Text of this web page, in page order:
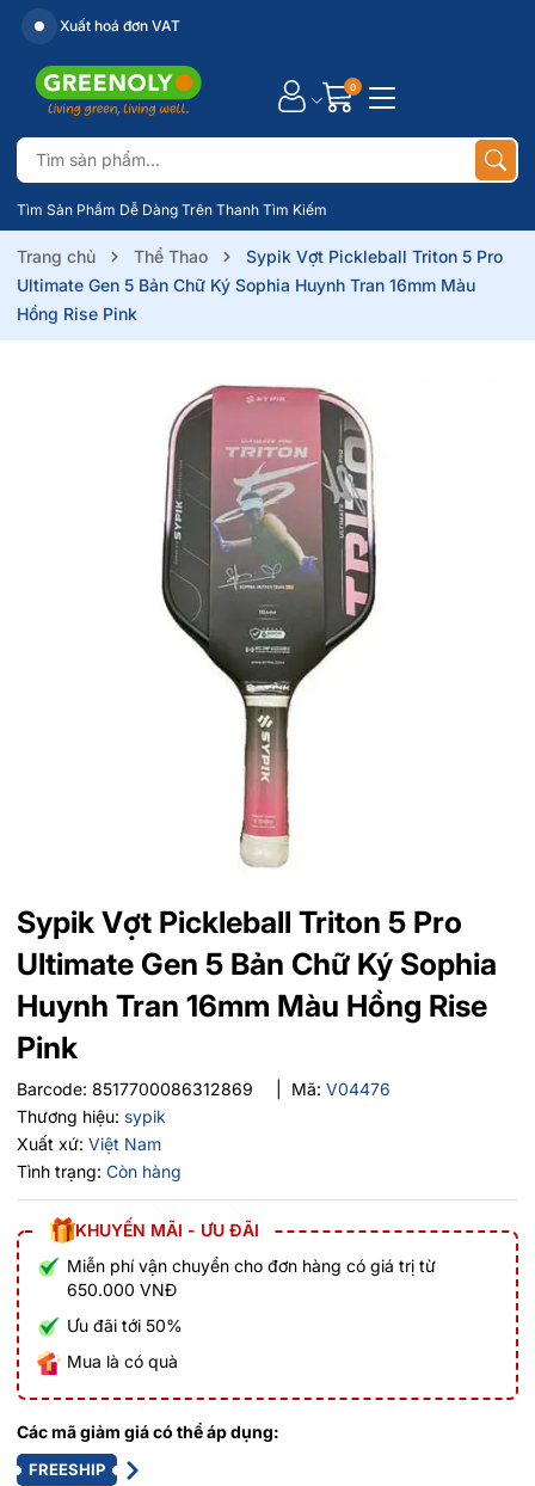
Xuất hoá đơn VAT
Tìm Sản Phẩm Dễ Dàng Trên Thanh Tìm Kiếm
0
Trang chủ Thể Thao
Sypik Vợt Pickleball Triton 5 Pro
Ultimate Gen 5 Bản Chữ Ký Sophia Huynh Tran 16mm Màu
Hồng Rise Pink
Sypik Vợt Pickleball Triton 5 Pro
Ultimate Gen 5 Bản Chữ Ký Sophia
Huynh Tran 16mm Màu Hồng Rise
Pink
Barcode: 8517700086312869 Mã: V04476
Thương hiệu: sypik
Xuất xứ: Việt Nam
Tình trạng: Còn hàng
KHUYẾN MÃI - ƯU ĐÃI
Miễn phí vận chuyển cho đơn hàng có giá trị từ
650.000 VNĐ
Ưu đãi tới 50%
Mua là có quà
Các mã giảm giá có thể áp dụng:
FREESHIP